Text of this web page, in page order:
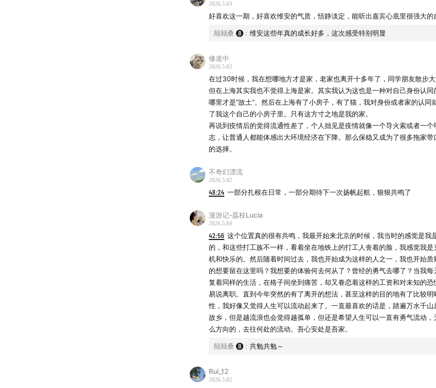
本期参与
｜嘉宾｜
尹维安，看理想前实习生，青年作者，新作《流动的生活，自己的岸》
｜主播｜文案｜制作｜
颠颠，看理想音频编辑，播客「看理想圆桌」制作人&主播
商务合作
2026.5.03
好喜欢这一期，好喜欢维安的气质，恬静淡定，能听出嘉宾心底里很强大的
颠颠桑 : 维安这些年真的成长好多，这次感受特别明显
修道中
2026.5.02
在过30时候，我在想哪地方才是家，老家也离开十多年了，同学朋友散步大
但在上海其实我也不觉得上海是家。其实我认为这也是一种对自己身份认同
哪里才是“故土”。然后在上海有了小房子，有了猫，我对身份或者家的认同
了我这个自己的小房子里。只有这方寸之地是我的家。
再说到疫情后的觉得流通性差了，个人拙见是疫情就像一个导火索或者一个
志，让普通人都能体感出大环境经济在下降。那么保稳又成为了很多拖家带
的选择。
不奇幻漂流
2026.5.02
48:24 一部分扎根在日常，一部分期待下一次扬帆起航，狠狠共鸣了
漫游记-荔枝Lucia
2026.5.04
42:56 这个位置真的很有共鸣，我最开始来北京的时候，我当时的感觉是我
的，和这些打工族不一样，看着坐在地铁上的打工人丧着的脸，我感觉我是
机和快乐的。然后随着时间过去，我也开始成为这样的人之一，我也开始质
的想要留在这里吗？我想要的体验何去何从了？曾经的勇气去哪了？当我每
复着同样的生活，在格子间坐到痛苦，却又眷恋着这样的工资和对未知的恐
易说离职。直到今年突然的有了离开的想法，甚至这样的目的地有了比较明
性，我好像又觉得人生可以流动起来了。一直最喜欢的话是，踏遍万水千山
故乡，但是越流浪也会觉得越孤单，但还是希望人生可以一直有勇气流动，
么方向的，去往何处的流动。吾心安处是吾家。
颠颠桑 : 共勉共勉～
Rui_12
2026.5.02